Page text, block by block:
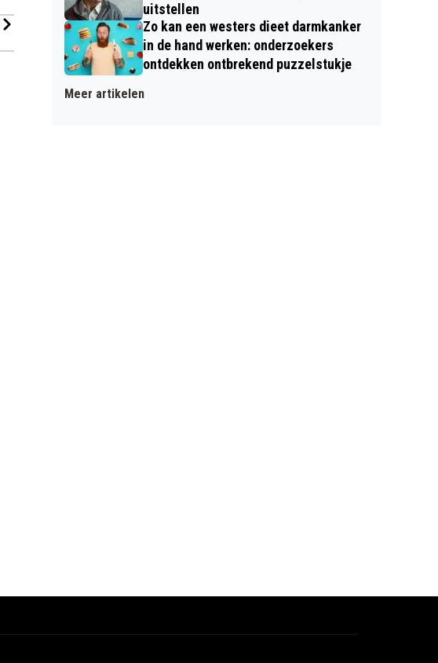
uitstellen
Zo kan een westers dieet darmkanker
in de hand werken: onderzoekers
ontdekken ontbrekend puzzelstukje
Meer artikelen